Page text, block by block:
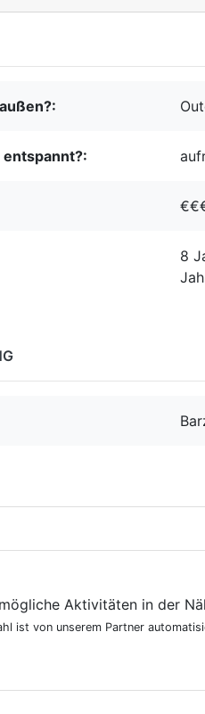
8
Aktivitäten in der
ist von unserem Partner